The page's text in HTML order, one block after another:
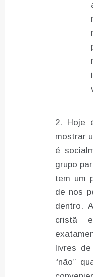
Hoje
mostrar
é
grupo
tem um
de nos
dentro.
cristã
livres
“não”